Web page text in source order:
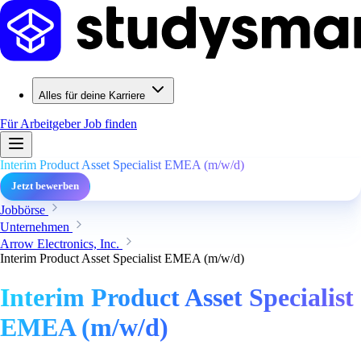
Alles für deine Karriere
Für ArbeitgeberJob finden
Interim Product Asset Specialist EMEA (m/w/d)
Jetzt bewerben
Jobbörse
Unternehmen
Arrow Electronics, Inc.
Interim Product Asset Specialist EMEA (m/w/d)
Interim Product Asset Specialist
EMEA (m/w/d)